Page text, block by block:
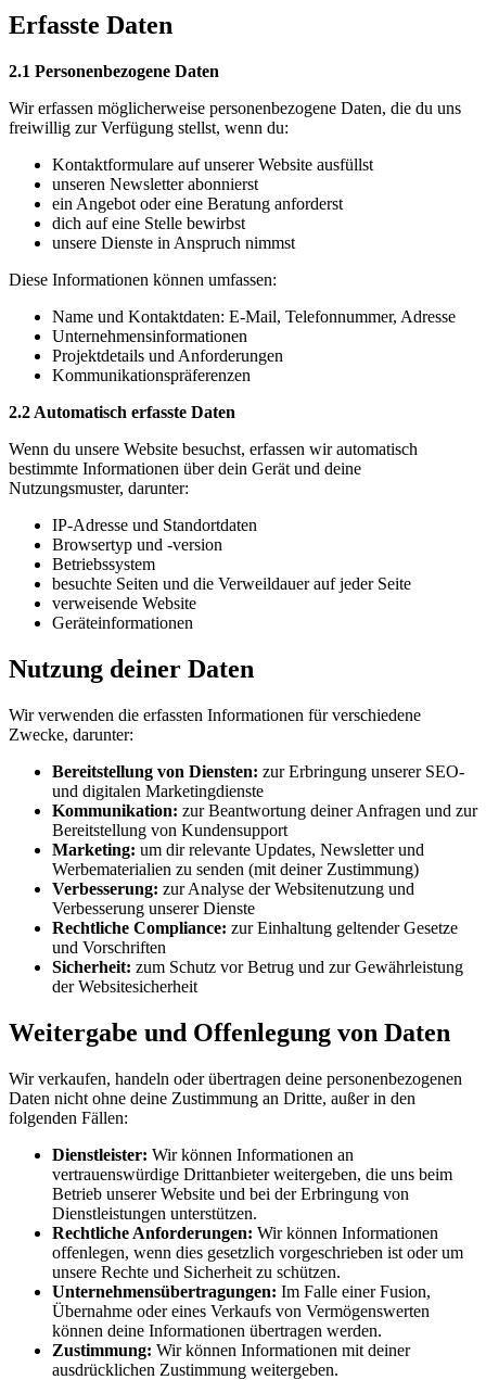
Erfasste Daten
2.1 Personenbezogene Daten
Wir erfassen möglicherweise personenbezogene Daten, die du uns
freiwillig zur Verfügung stellst, wenn du:
Kontaktformulare auf unserer Website ausfüllst
unseren Newsletter abonnierst
ein Angebot oder eine Beratung anforderst
dich auf eine Stelle bewirbst
unsere Dienste in Anspruch nimmst
Diese Informationen können umfassen:
Name und Kontaktdaten: E-Mail, Telefonnummer, Adresse
Unternehmensinformationen
Projektdetails und Anforderungen
Kommunikationspräferenzen
2.2 Automatisch erfasste Daten
Wenn du unsere Website besuchst, erfassen wir automatisch
bestimmte Informationen über dein Gerät und deine
Nutzungsmuster, darunter:
IP-Adresse und Standortdaten
Browsertyp und -version
Betriebssystem
besuchte Seiten und die Verweildauer auf jeder Seite
verweisende Website
Geräteinformationen
Nutzung deiner Daten
Wir verwenden die erfassten Informationen für verschiedene
Zwecke, darunter:
Bereitstellung von Diensten: zur Erbringung unserer SEO-
und digitalen Marketingdienste
Kommunikation: zur Beantwortung deiner Anfragen und zur
Bereitstellung von Kundensupport
Marketing: um dir relevante Updates, Newsletter und
Werbematerialien zu senden (mit deiner Zustimmung)
Verbesserung: zur Analyse der Websitenutzung und
Verbesserung unserer Dienste
Rechtliche Compliance: zur Einhaltung geltender Gesetze
und Vorschriften
Sicherheit: zum Schutz vor Betrug und zur Gewährleistung
der Websitesicherheit
Weitergabe und Offenlegung von Daten
Wir verkaufen, handeln oder übertragen deine personenbezogenen
Daten nicht ohne deine Zustimmung an Dritte, außer in den
folgenden Fällen:
Dienstleister: Wir können Informationen an
vertrauenswürdige Drittanbieter weitergeben, die uns beim
Betrieb unserer Website und bei der Erbringung von
Dienstleistungen unterstützen.
Rechtliche Anforderungen: Wir können Informationen
offenlegen, wenn dies gesetzlich vorgeschrieben ist oder um
unsere Rechte und Sicherheit zu schützen.
Unternehmensübertragungen: Im Falle einer Fusion,
Übernahme oder eines Verkaufs von Vermögenswerten
können deine Informationen übertragen werden.
Zustimmung: Wir können Informationen mit deiner
ausdrücklichen Zustimmung weitergeben.